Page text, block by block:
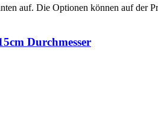
auf. Die Optionen können auf der
Durchmesser